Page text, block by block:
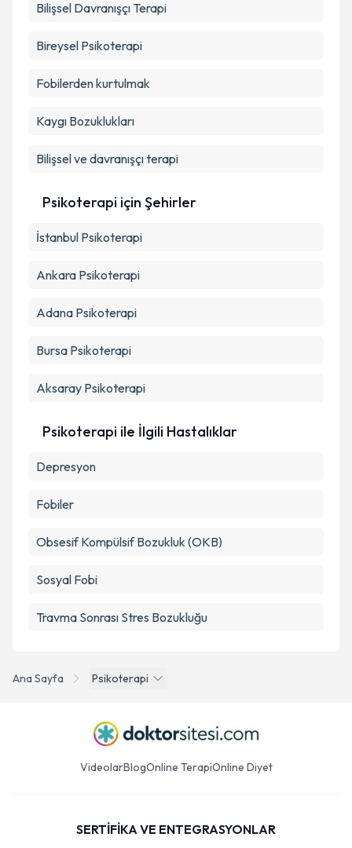
Metni'ni okudum ve kişisel verilerimin belirtilen
Ana Sayfa Psikoterapi
Bilişsel Davranışçı Terapi
Bireysel Psikoterapi
Fobilerden kurtulmak
Kaygı Bozuklukları
Bilişsel ve davranışçı terapi
Psikoterapi için Şehirler
İstanbul Psikoterapi
Ankara Psikoterapi
Adana Psikoterapi
Bursa Psikoterapi
Aksaray Psikoterapi
Psikoterapi ile İlgili Hastalıklar
Depresyon
Fobiler
Obsesif Kompülsif Bozukluk (OKB)
Sosyal Fobi
Travma Sonrası Stres Bozukluğu
VideolarBlogOnline TerapiOnline Diyet
SERTİFİKA VE ENTEGRASYONLAR